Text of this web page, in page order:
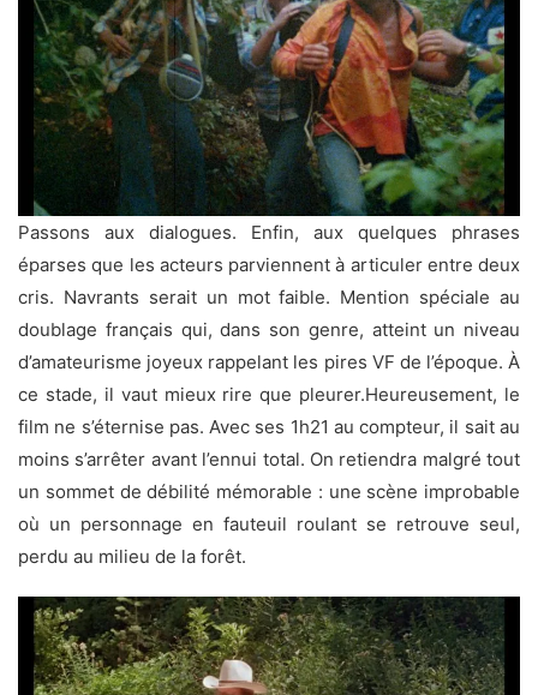
Passons aux dialogues. Enfin, aux quelques phrases
éparses que les acteurs parviennent à articuler entre deux
cris. Navrants serait un mot faible. Mention spéciale au
doublage français qui, dans son genre, atteint un niveau
d’amateurisme joyeux rappelant les pires VF de l’époque. À
ce stade, il vaut mieux rire que pleurer.Heureusement, le
film ne s’éternise pas. Avec ses 1h21 au compteur, il sait au
moins s’arrêter avant l’ennui total. On retiendra malgré tout
un sommet de débilité mémorable : une scène improbable
où un personnage en fauteuil roulant se retrouve seul,
perdu au milieu de la forêt.